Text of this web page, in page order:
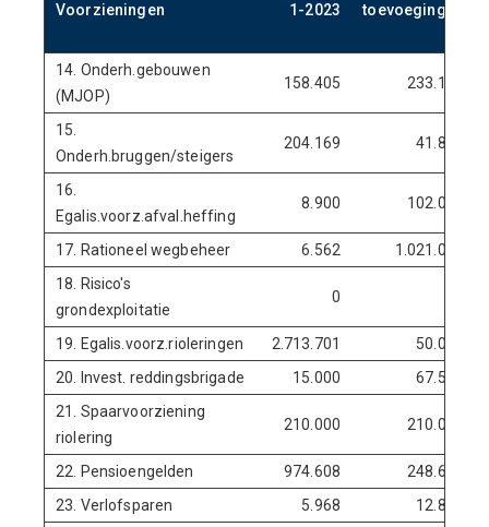
Voorzieningen
1-2023
toevoegingen
14. Onderh.gebouwen
(MJOP)
158.405 233.188
15.
Onderh.bruggen/steigers
204.169 41.880
16.
Egalis.voorz.afval.heffing
8.900 102.074
17. Rationeel wegbeheer 6.562
1.021.060
18. Risico's
grondexploitatie
0
19. Egalis.voorz.rioleringen 2.713.701
50.041
20. Invest. reddingsbrigade
15.000
67.585
21. Spaarvoorziening
riolering
210.000 210.000
22. Pensioengelden 974.608
248.676
23. Verlofsparen
5.968
12.889